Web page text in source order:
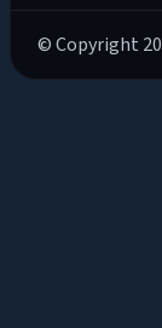
© Copyright